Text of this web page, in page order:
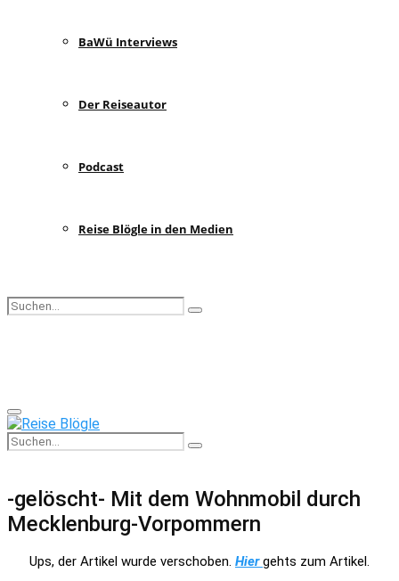
BaWü Interviews
Der Reiseautor
Podcast
Reise Blögle in den Medien
Search
Search
Primary
Menu
Search
for:
Search
-gelöscht- Mit dem Wohnmobil durch
Mecklenburg-Vorpommern
Ups, der Artikel wurde verschoben. Hiergehts zum Artikel.